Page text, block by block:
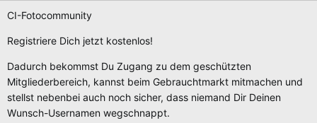
CI-Fotocommunity
Registriere Dich jetzt kostenlos!
Dadurch bekommst Du Zugang zu dem geschützten
Mitgliederbereich, kannst beim Gebrauchtmarkt mitmachen und
stellst nebenbei auch noch sicher, dass niemand Dir Deinen
Wunsch-Usernamen wegschnappt.